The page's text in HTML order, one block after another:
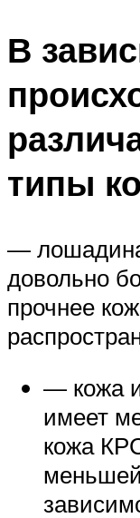
В
типы
—
довольно
прочнее
— кожа
имеет
кожа